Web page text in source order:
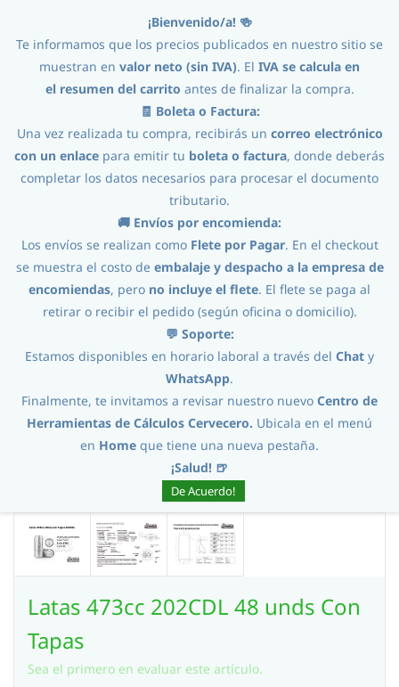
Envasado // Envases //
Latas 473cc 202CDL 48 unds Con Tapas
Latas 473cc 202CDL 48 unds Con
Tapas
Sea el primero en evaluar este artículo.
¡Bienvenido/a! 🍻
Te informamos que los precios publicados en nuestro sitio se
muestran en valor neto (sin IVA). El IVA se calcula en
el resumen del carrito antes de finalizar la compra.
🧾 Boleta o Factura:
Una vez realizada tu compra, recibirás un correo electrónico
con un enlace para emitir tu boleta o factura, donde deberás
completar los datos necesarios para procesar el documento
tributario.
🚚 Envíos por encomienda:
Los envíos se realizan como Flete por Pagar. En el checkout
se muestra el costo de embalaje y despacho a la empresa de
encomiendas, pero no incluye el flete. El flete se paga al
retirar o recibir el pedido (según oficina o domicilio).
💬 Soporte:
Estamos disponibles en horario laboral a través del Chat y
WhatsApp.
Finalmente, te invitamos a revisar nuestro nuevo Centro de
Herramientas de Cálculos Cervecero. Ubicala en el menú
en Home que tiene una nueva pestaña.
¡Salud! 🍺
De Acuerdo!